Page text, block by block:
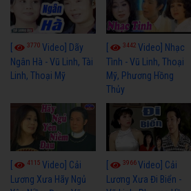
3770 Video] Dãy
Ngân Hà - Vũ Linh, Tài
Linh, Thoại Mỹ
3442Video] Nhạc
Tình - Vũ Linh, Thoại
Mỹ, Phương Hồng
Thủy
4115 Video] Cải
Lương Xưa Hãy Ngủ
3966Video] Cải
Lương Xưa Đi Biển -